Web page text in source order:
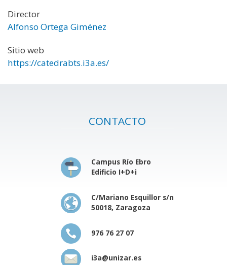
Director
Alfonso Ortega Giménez
Sitio web
https://catedrabts.i3a.es/
CONTACTO
Campus Río Ebro
Edificio I+D+i
C/Mariano Esquillor s/n
50018, Zaragoza
976 76 27 07
i3a@unizar.es